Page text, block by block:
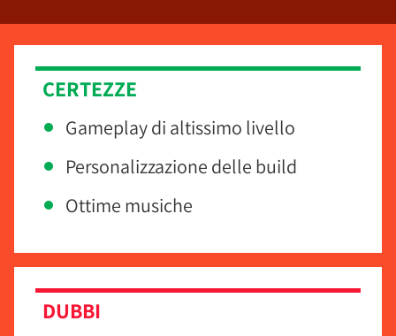
CERTEZZE
Gameplay di altissimo livello
Personalizzazione delle build
Ottime musiche
DUBBI